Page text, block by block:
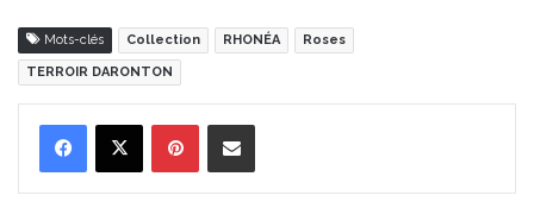
Mots-clés Collection RHONÉA Roses
TERROIR DARONTON